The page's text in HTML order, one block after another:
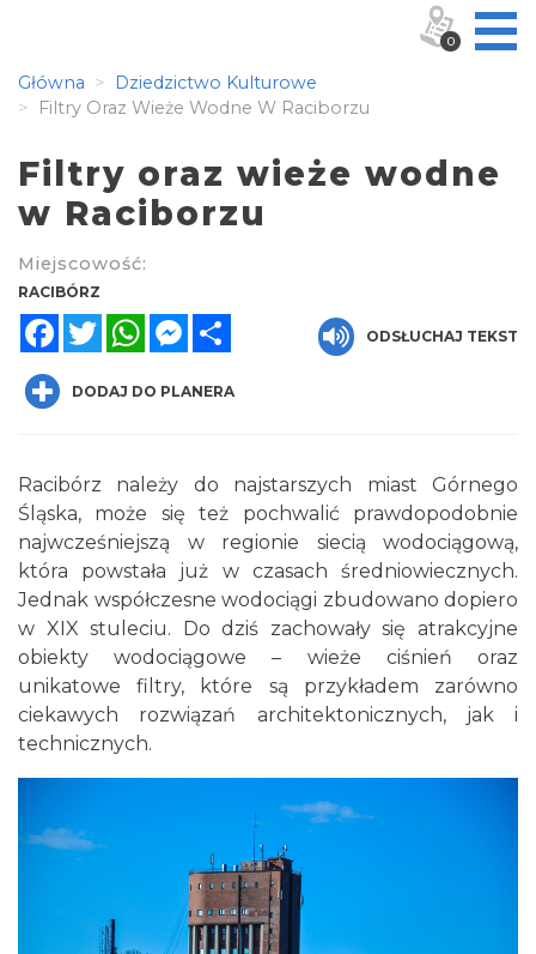
Główna
Dziedzictwo Kulturowe
Filtry Oraz Wieże Wodne W Raciborzu
Filtry oraz wieże wodne
w Raciborzu
Miejscowość:
RACIBÓRZ
FacebookTwitterWhatsAppMessenger
ODSŁUCHAJ TEKST
DODAJ DO PLANERA
Racibórz należy do najstarszych miast Górnego
Śląska, może się też pochwalić prawdopodobnie
najwcześniejszą w regionie siecią wodociągową,
która powstała już w czasach średniowiecznych.
Jednak współczesne wodociągi zbudowano dopiero
w XIX stuleciu. Do dziś zachowały się atrakcyjne
obiekty wodociągowe – wieże ciśnień oraz
unikatowe filtry, które są przykładem zarówno
ciekawych rozwiązań architektonicznych, jak i
technicznych.
0